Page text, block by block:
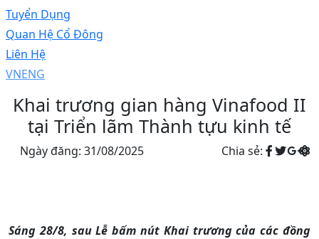
Tuyển Dụng
Quan Hệ Cổ Đông
Liên Hệ
VNENG
Khai trương gian hàng Vinafood II
tại Triển lãm Thành tựu kinh tế
Ngày đăng: 31/08/2025 Chia sẻ:
Sáng 28/8, sau Lễ bấm nút Khai trương của các đồng